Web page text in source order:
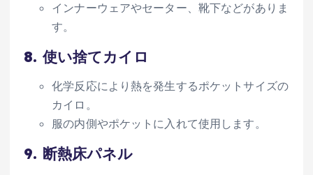
インナーウェアやセーター、靴下などがありま
す。
8.使い捨てカイロ
化学反応により熱を発生するポケットサイズの
カイロ。
服の内側やポケットに入れて使用します。
9. 断熱床パネル